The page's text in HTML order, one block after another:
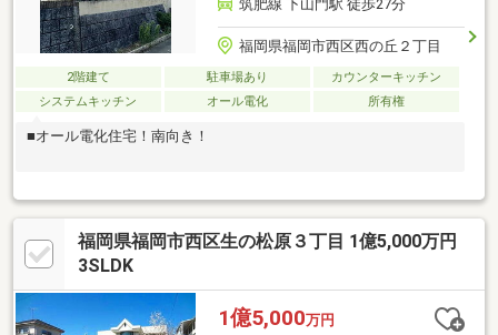
筑肥線 下山門駅 徒歩27分
福岡県福岡市西区西の丘２丁目
2階建て 駐車場あり
カウンターキッチン
システムキッチン
オール電化 所有権
■オール電化住宅！南向き！
福岡県福岡市西区生の松原３丁目 1億5,000万円
3SLDK
1億5,000万円